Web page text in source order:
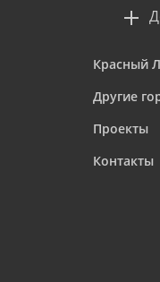
Красный
Другие
Проекты
Контакты